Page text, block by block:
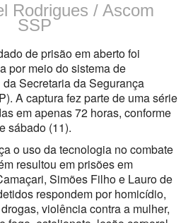
Rodrigues / Ascom
SSP
de prisão em aberto foi
por meio do sistema de
Secretaria da Segurança
A captura fez parte de uma série
em apenas 72 horas, conforme
sábado (11).
o uso da tecnologia no combate
resultou em prisões em
Simões Filho e Lauro de
respondem por homicídio,
violência contra a mulher,